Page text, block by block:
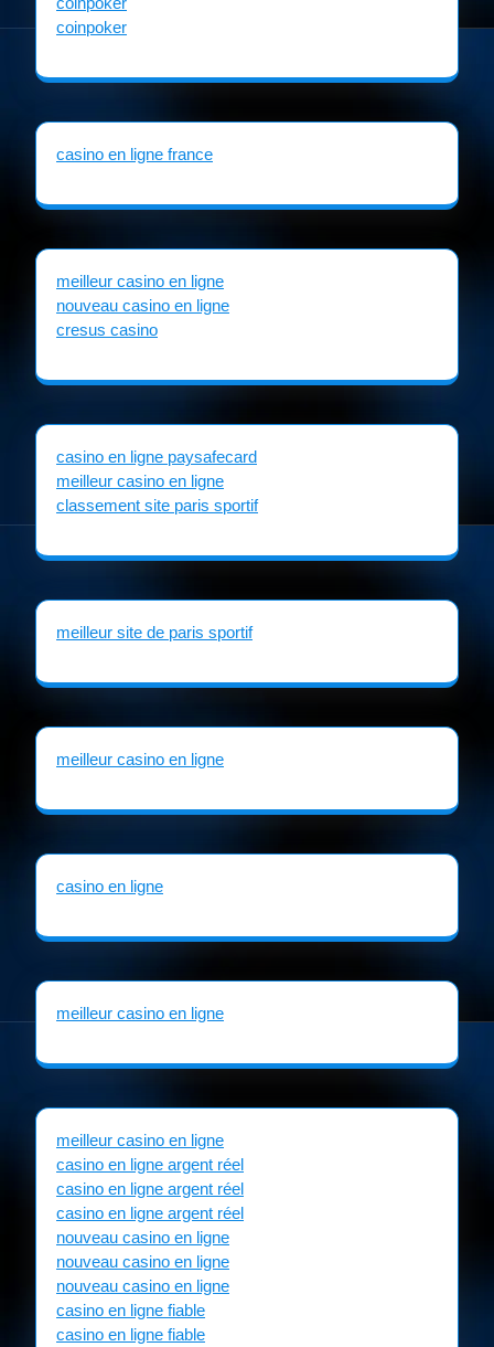
coinpoker
casino en ligne france
meilleur casino en ligne
nouveau casino en ligne
cresus casino
casino en ligne paysafecard
meilleur casino en ligne
classement site paris sportif
meilleur site de paris sportif
meilleur casino en ligne
casino en ligne
meilleur casino en ligne
meilleur casino en ligne
casino en ligne argent réel
casino en ligne argent réel
casino en ligne argent réel
nouveau casino en ligne
nouveau casino en ligne
nouveau casino en ligne
casino en ligne fiable
casino en ligne fiable